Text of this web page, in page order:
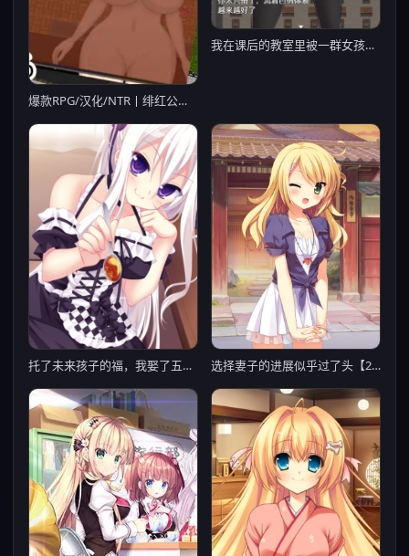
爆款RPG/汉化/NTR丨绯红公主/スカーレットプリンセス Ver2.1 【20251014】
我在课后的教室里被一群女孩包养
托了未来孩子的福，我娶了五个老婆！？ 选择妻子的进展似乎过了头【20230315】